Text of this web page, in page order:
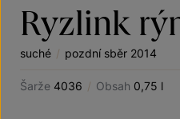
Ryzlink
suché / pozdní sběr 2014
Šarže 4036 / Obsah 0,75 l